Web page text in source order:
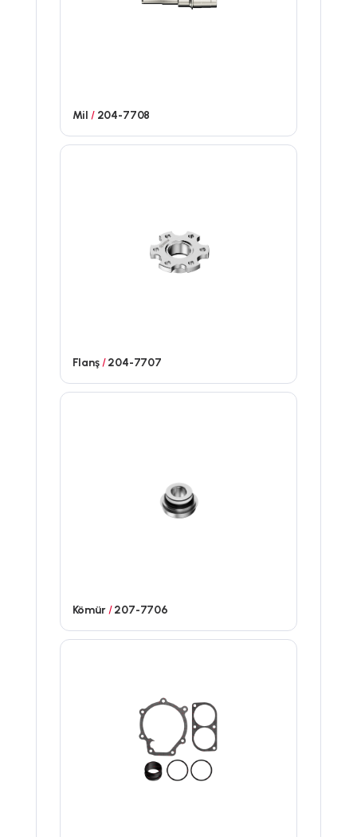
Mil /204-7708
Flanş/204-7707
Kömür/207-7706